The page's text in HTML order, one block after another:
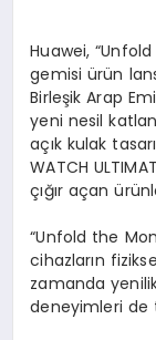
Huawei,
gemisi ürün
Birleşik Arap
yeni nesil
açık kulak
WATCH
çığır açan
“Unfold the
cihazların
zamanda
deneyimleri de